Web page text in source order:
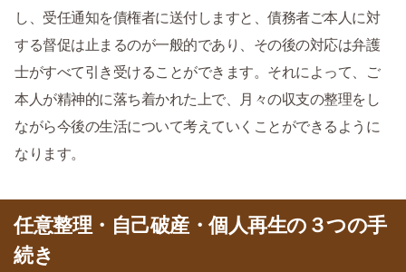
し、受任通知を債権者に送付しますと、債務者ご本人に対
する督促は止まるのが一般的であり、その後の対応は弁護
士がすべて引き受けることができます。それによって、ご
本人が精神的に落ち着かれた上で、月々の収支の整理をし
ながら今後の生活について考えていくことができるように
なります。
任意整理・自己破産・個人再生の３つの手
続き